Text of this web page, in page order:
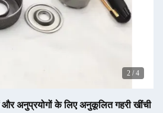
2 / 4
अनुप्रयोगों के लिए अनुकूलित गहरी खींची